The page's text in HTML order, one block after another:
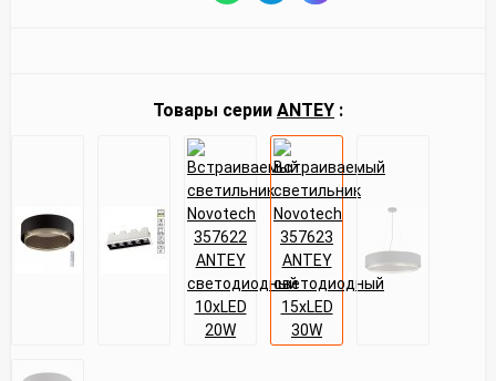
Товары серии ANTEY :